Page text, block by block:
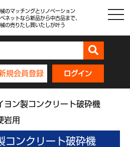
のマッチングとリノベーション
ネットなら新品から中古品まで、
の売りたし買いたしが叶う
規会員登録 ログイン
ヨン製コンクリート破砕機
岩用
コンクリート破砕機